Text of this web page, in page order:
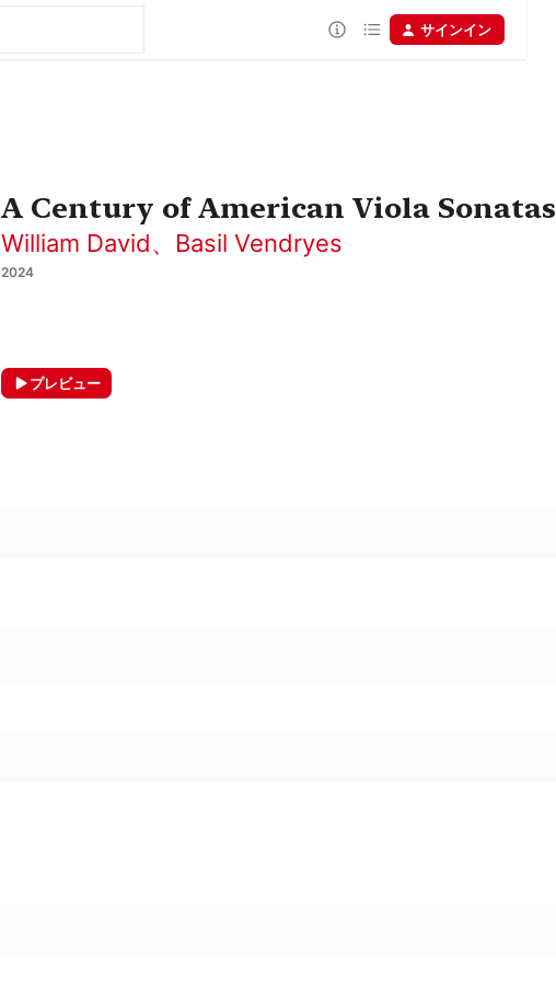
サインイン
A Century of American Viola Sonatas
William David、 Basil Vendryes
2024
プレビュー